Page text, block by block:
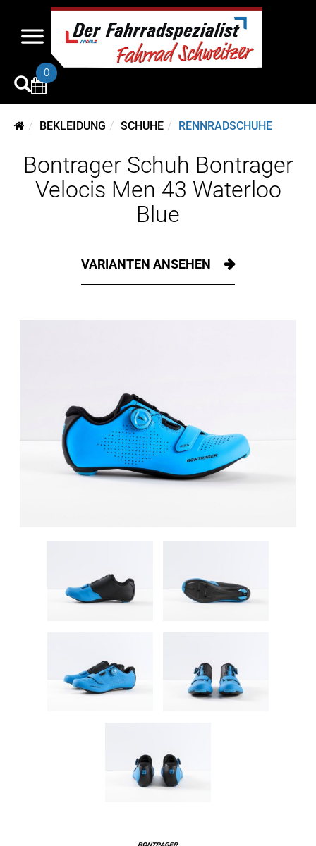
0
BEKLEIDUNG SCHUHE RENNRADSCHUHE
Bontrager Schuh Bontrager
Velocis Men 43 Waterloo
Blue
VARIANTEN ANSEHEN